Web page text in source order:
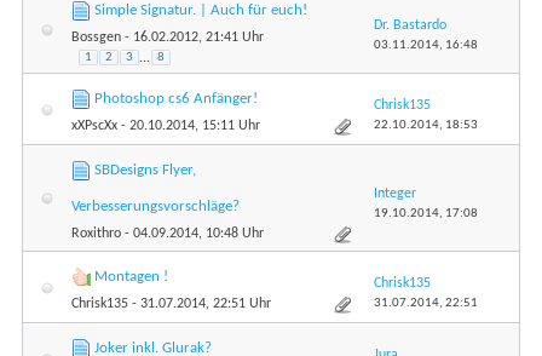
Simple Signatur. | Auch für euch!
Bossgen - 16.02.2012, 21:41 Uhr
1 2 3 ... 8
Dr. Bastardo
03.11.2014, 16:48
Photoshop cs6 Anfänger!
xXPscXx - 20.10.2014, 15:11 Uhr
Chrisk135
22.10.2014, 18:53
SBDesigns Flyer,
Verbesserungsvorschläge?
Roxithro - 04.09.2014, 10:48 Uhr
Integer
19.10.2014, 17:08
Montagen !
Chrisk135 - 31.07.2014, 22:51 Uhr
Chrisk135
31.07.2014, 22:51
Joker inkl. Glurak?